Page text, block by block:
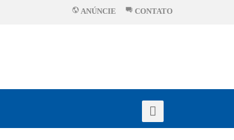
ANÚNCIE CONTATO